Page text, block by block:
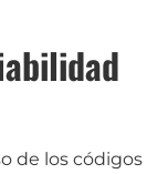
de los códigos